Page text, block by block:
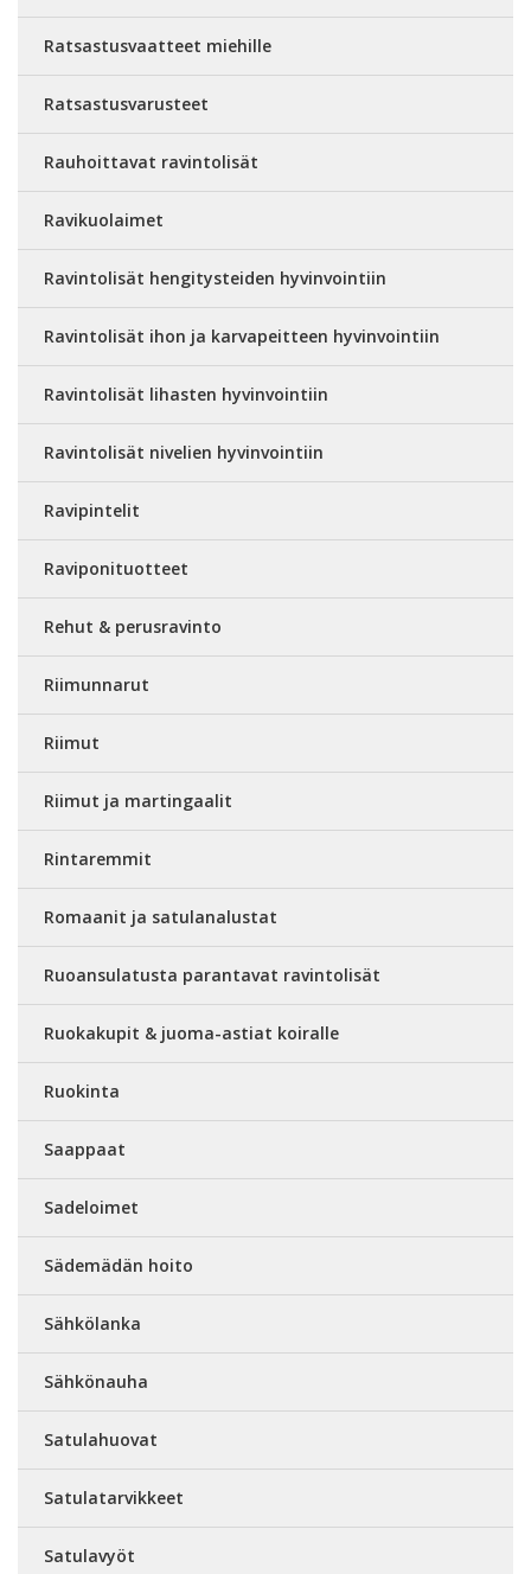
Ratsastusvaatteet miehille
Ratsastusvarusteet
Rauhoittavat ravintolisät
Ravikuolaimet
Ravintolisät hengitysteiden hyvinvointiin
Ravintolisät ihon ja karvapeitteen hyvinvointiin
Ravintolisät lihasten hyvinvointiin
Ravintolisät nivelien hyvinvointiin
Ravipintelit
Raviponituotteet
Rehut & perusravinto
Riimunnarut
Riimut
Riimut ja martingaalit
Rintaremmit
Romaanit ja satulanalustat
Ruoansulatusta parantavat ravintolisät
Ruokakupit & juoma-astiat koiralle
Ruokinta
Saappaat
Sadeloimet
Sädemädän hoito
Sähkölanka
Sähkönauha
Satulahuovat
Satulatarvikkeet
Satulavyöt